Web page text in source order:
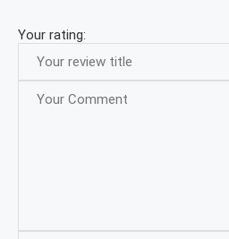
Your rating: